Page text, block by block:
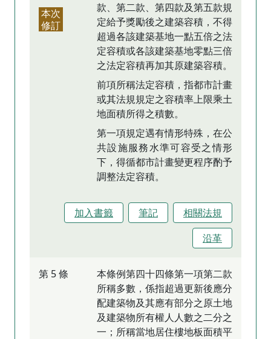
本次
修訂
款、第二款、第四款及第五款規
定給予獎勵後之建築容積，不得
超過各該建築基地一點五倍之法
定容積或各該建築基地零點三倍
之法定容積再加其原建築容積。
前項所稱法定容積，指都市計畫
或其法規規定之容積率上限乘土
地面積所得之積數。
第一項規定遇有情形特殊，在公
共設施服務水準可容受之情形
下，得循都市計畫變更程序酌予
調整法定容積。
加入書籤 筆記
相關法規
沿革
第 5 條
本條例第四十四條第一項第二款
所稱多數，係指超過更新後應分
配建築物及其應有部分之原土地
及建築物所有權人人數之二分之
一；所稱當地居住樓地板面積平